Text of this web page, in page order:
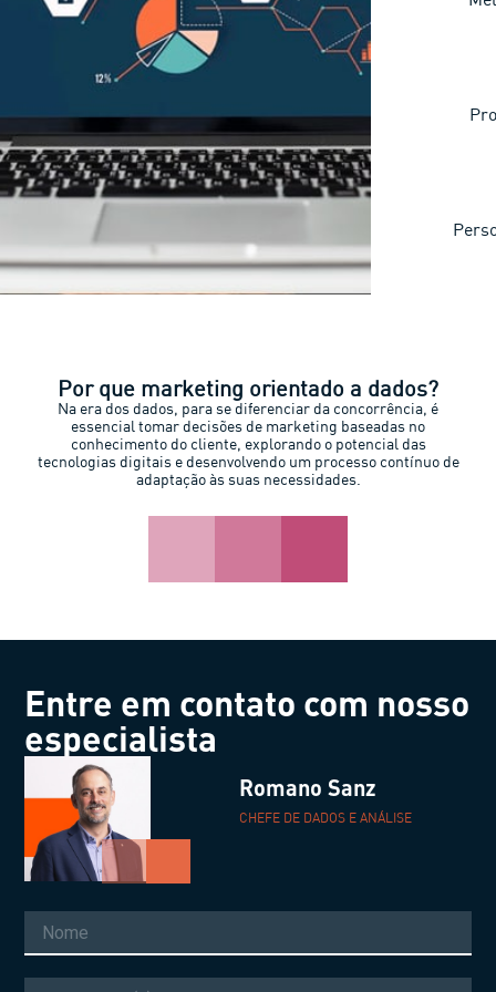
Por que marketing orientado a dados?
Na era dos dados, para se diferenciar da concorrência, é
essencial tomar decisões de marketing baseadas no
conhecimento do cliente, explorando o potencial das
tecnologias digitais e desenvolvendo um processo contínuo de
adaptação às suas necessidades.
Entre em contato com nosso
especialista
Romano Sanz
CHEFE DE DADOS E ANÁLISE